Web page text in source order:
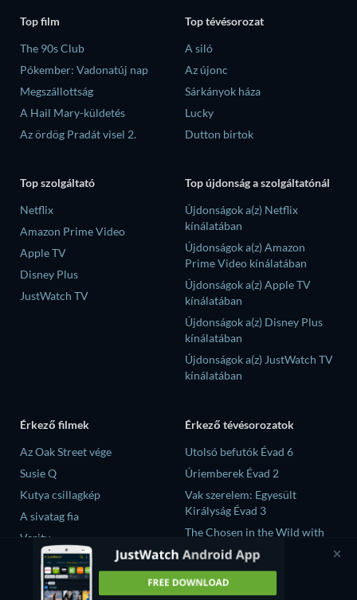
Top film
The 90s Club
Pókember: Vadonatúj nap
Megszállottság
A Hail Mary-küldetés
Az ördög Pradát visel 2.
Top tévésorozat
A siló
Az újonc
Sárkányok háza
Lucky
Dutton birtok
Top szolgáltató
Netflix
Amazon Prime Video
Apple TV
Disney Plus
JustWatch TV
Top újdonság a szolgáltatónál
Újdonságok a(z) Netflix
kínálatában
Újdonságok a(z) Amazon
Prime Video kínálatában
Újdonságok a(z) Apple TV
kínálatában
Újdonságok a(z) Disney Plus
kínálatában
Újdonságok a(z) JustWatch TV
kínálatában
Érkező filmek
Az Oak Street vége
Susie Q
Kutya csillagkép
A sivatag fia
Verity
Érkező tévésorozatok
Utolsó befutók Évad 6
Úriemberek Évad 2
Vak szerelem: Egyesült
Királyság Évad 3
The Chosen in the Wild with
Bear Grylls Évad 1
大空港～GATE24～ Évad 1